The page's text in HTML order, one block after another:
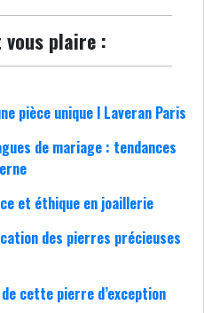
vous plaire :
pièce unique l Laveran Paris
de mariage : tendances
et éthique en joaillerie
des pierres précieuses
cette pierre d’exception